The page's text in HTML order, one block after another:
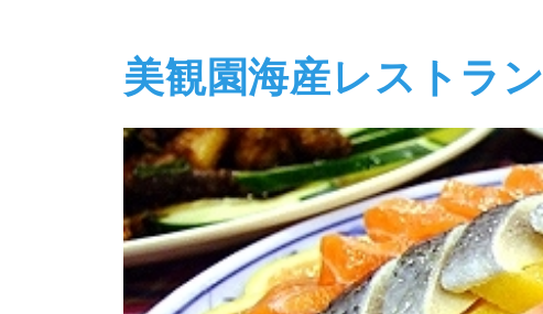
美観園海産レストラン